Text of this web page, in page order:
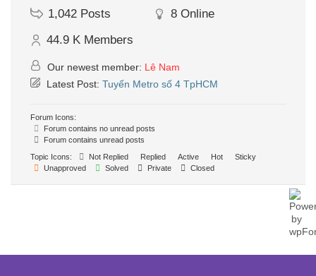
1,042 Posts 8 Online
44.9 K Members
Our newest member: Lê Nam
Latest Post: Tuyến Metro số 4 TpHCM
Forum Icons:
Forum contains no unread posts
Forum contains unread posts
Topic Icons:
Not Replied Replied Active Hot
Sticky
Unapproved
Solved Private Closed